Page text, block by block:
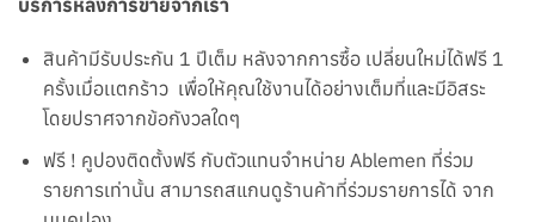
สินค้ามีรับประกัน 1 ปีเต็ม หลังจากการซื้อ เปลี่ยนใหม่ได้ฟรี 1
ครั้งเมื่อเเตกร้าว เพื่อให้คุณใช้งานได้อย่างเต็มที่และมีอิสระ
โดยปราศจากข้อกังวลใดๆ
ฟรี ! คูปองติดตั้งฟรี กับตัวแทนจำหน่าย Ablemen ที่ร่วม
รายการเท่านั้น สามารถสแกนดูร้านค้าที่ร่วมรายการได้ จาก